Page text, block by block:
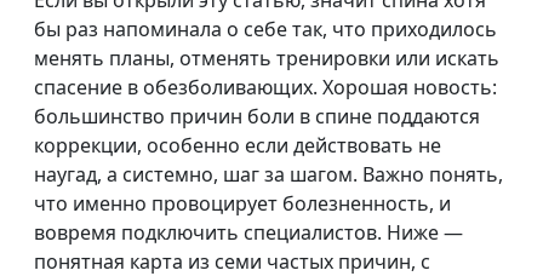
бы раз напоминала о себе так, что приходилось
менять планы, отменять тренировки или искать
спасение в обезболивающих. Хорошая новость:
большинство причин боли в спине поддаются
коррекции, особенно если действовать не
наугад, а системно, шаг за шагом. Важно понять,
что именно провоцирует болезненность, и
вовремя подключить специалистов. Ниже —
понятная карта из семи частых причин, с